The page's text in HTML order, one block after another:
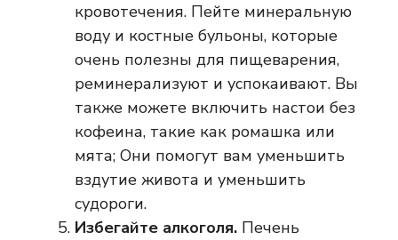
кровотечения. Пейте минеральную
воду и костные бульоны, которые
очень полезны для пищеварения,
реминерализуют и успокаивают. Вы
также можете включить настои без
кофеина, такие как ромашка или
мята; Они помогут вам уменьшить
вздутие живота и уменьшить
судороги.
Избегайте алкоголя. Печень